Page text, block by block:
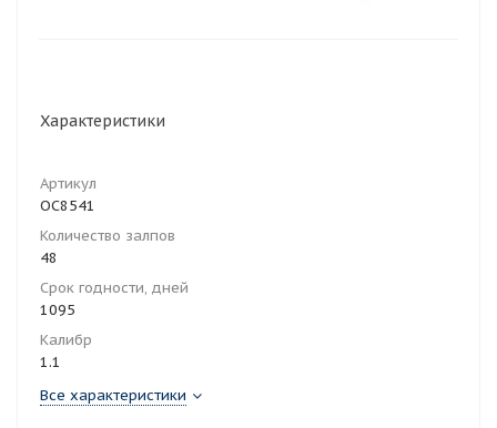
Характеристики
Артикул
ОС8541
Количество залпов
48
Срок годности, дней
1095
Калибр
1.1
Все характеристики